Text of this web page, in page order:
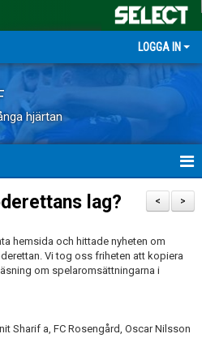
LOGGA IN
hjärtan
>
<
lag?
hemsida och hittade nyheten om
Vi tog oss friheten att kopiera
om spelaromsättningarna i
Sharif a, FC Rosengård, Oscar Nilsson